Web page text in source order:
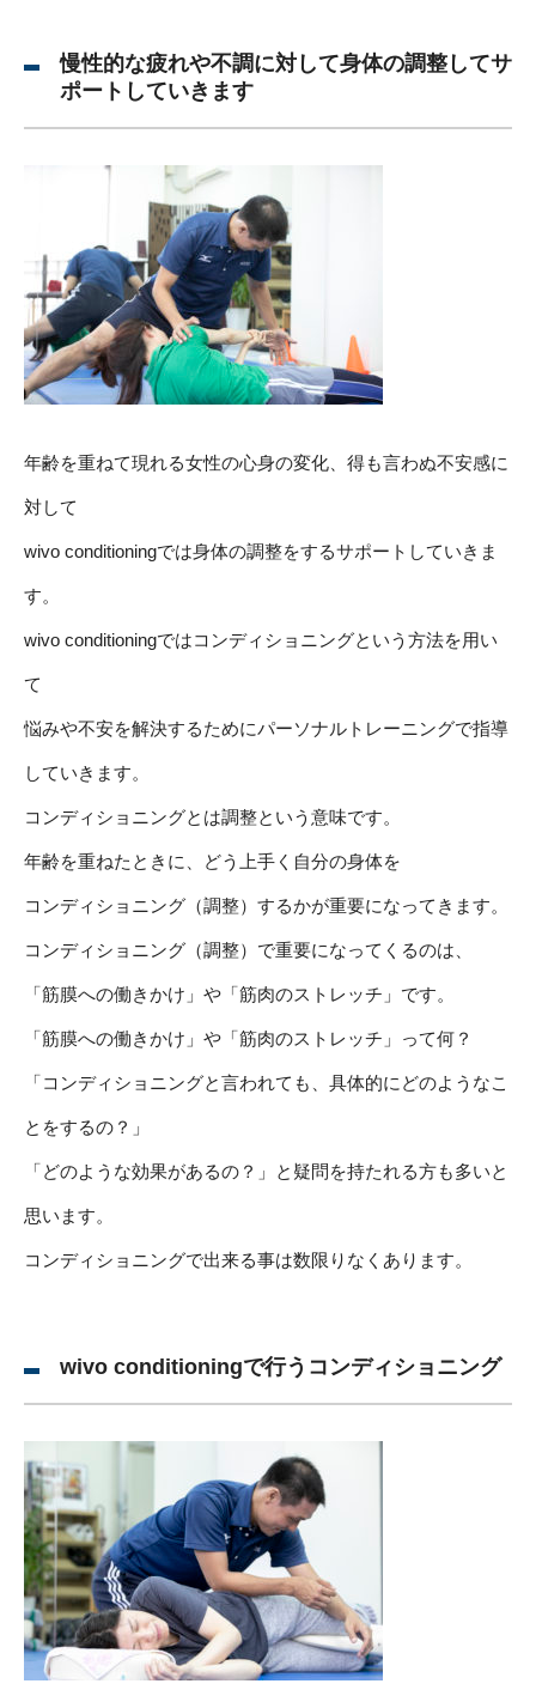
慢性的な疲れや不調に対して身体の調整してサ
ポートしていきます
年齢を重ねて現れる女性の心身の変化、得も言わぬ不安感に
対して
wivo conditioningでは身体の調整をするサポートしていきま
す。
wivo conditioningではコンディショニングという方法を用い
て
悩みや不安を解決するためにパーソナルトレーニングで指導
していきます。
コンディショニングとは調整という意味です。
年齢を重ねたときに、どう上手く自分の身体を
コンディショニング（調整）するかが重要になってきます。
コンディショニング（調整）で重要になってくるのは、
「筋膜への働きかけ」や「筋肉のストレッチ」です。
「筋膜への働きかけ」や「筋肉のストレッチ」って何？
「コンディショニングと言われても、具体的にどのようなこ
とをするの？」
「どのような効果があるの？」と疑問を持たれる方も多いと
思います。
コンディショニングで出来る事は数限りなくあります。
wivo conditioningで行うコンディショニング